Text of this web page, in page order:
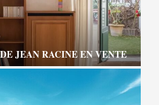
JEAN RACINE EN VENTE